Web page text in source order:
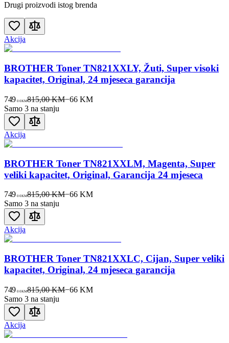
Drugi proizvodi istog brenda
Akcija
BROTHER Toner TN821XXLY, Žuti, Super visoki
kapacitet, Original, 24 mjeseca garancija
749 00KM815,00 KM−66 KM
Samo 3 na stanju
Akcija
BROTHER Toner TN821XXLM, Magenta, Super
veliki kapacitet, Original, Garancija 24 mjeseca
749 00KM815,00 KM−66 KM
Samo 3 na stanju
Akcija
BROTHER Toner TN821XXLC, Cijan, Super veliki
kapacitet, Original, 24 mjeseca garancija
749 00KM815,00 KM−66 KM
Samo 3 na stanju
Akcija